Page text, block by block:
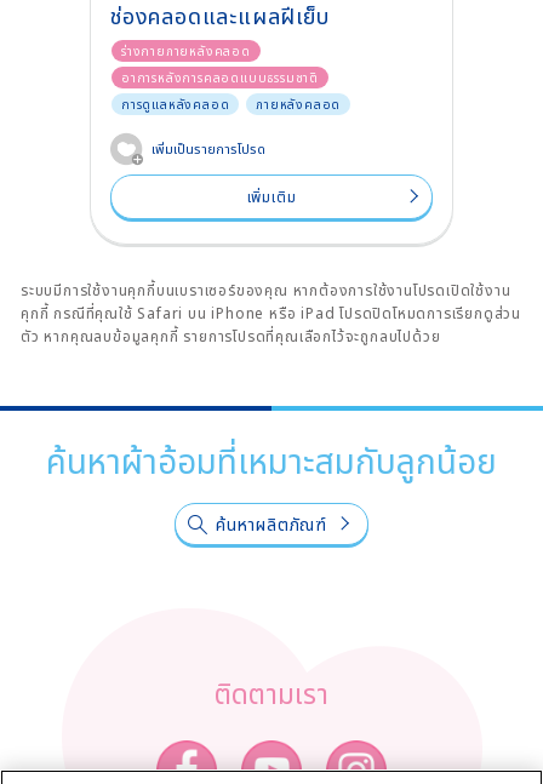
ช่องคลอดและแผลฝีเย็บ
ร่างกายภายหลังคลอด
อาการหลังการคลอดแบบธรรมชาติ
การดูแลหลังคลอด
ภายหลังคลอด
เพิ่มเป็นรายการโปรด
เพิ่มเติม
ระบบมีการใช้งานคุกกี้บนเบราเซอร์ของคุณ หากต้องการใช้งานโปรดเปิดใช้งาน
คุกกี้ กรณีที่คุณใช้ Safari บน iPhone หรือ iPad โปรดปิดโหมดการเรียกดูส่วน
ตัว หากคุณลบข้อมูลคุกกี้ รายการโปรดที่คุณเลือกไว้จะถูกลบไปด้วย
ค้นหาผ้าอ้อมที่เหมาะสมกับลูกน้อย
ค้นหาผลิตภัณฑ์
ติดตามเรา